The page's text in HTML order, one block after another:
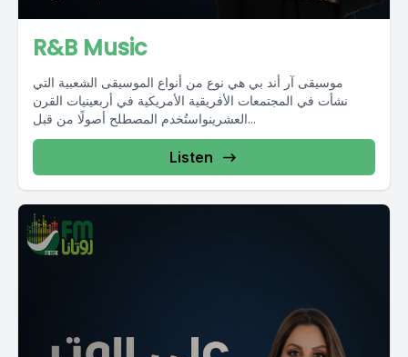
R&B Music
موسيقى آر أند بي هي نوع من أنواع الموسيقى الشعبية التي
نشأت في المجتمعات الأفريقية الأمريكية في أربعينيات القرن
العشرينواستُخدم المصطلح أصولًا من قبل...
Listen